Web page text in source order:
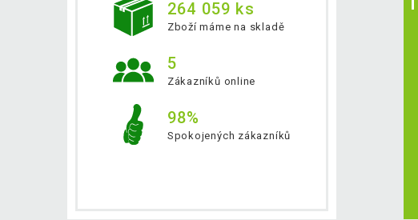
264 059 ks
Zboží máme na skladě
5
Zákazníků online
98%
Spokojených zákazníků